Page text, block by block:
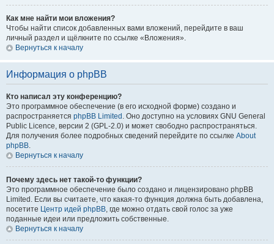
Как мне найти мои вложения?
Чтобы найти список добавленных вами вложений, перейдите в ваш
личный раздел и щёлкните по ссылке «Вложения».
Вернуться к началу
Информация о phpBB
Кто написал эту конференцию?
Это программное обеспечение (в его исходной форме) создано и
распространяется phpBB Limited . Оно доступно на условиях GNU General
Public Licence, версии 2 (GPL-2.0) и может свободно распространяться.
Для получения более подробных сведений перейдите по ссылке About
phpBB.
Вернуться к началу
Почему здесь нет такой-то функции?
Это программное обеспечение было создано и лицензировано phpBB
Limited. Если вы считаете, что какая-то функция должна быть добавлена,
посетите Центр идей phpBB, где можно отдать свой голос за уже
поданные идеи или предложить собственные.
Вернуться к началу